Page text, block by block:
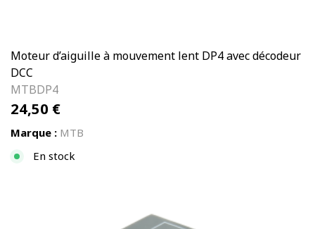
Moteur d’aiguille à mouvement lent DP4 avec décodeur
DCC
MTBDP4
24,50 €
Marque : MTB
En stock